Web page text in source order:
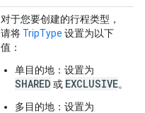
对于您要创建的行程类型，
请将TripType 设置为以下
值：
单目的地 ：设置为
SHARED 或 EXCLUSIVE。
多目的地 ：设置为